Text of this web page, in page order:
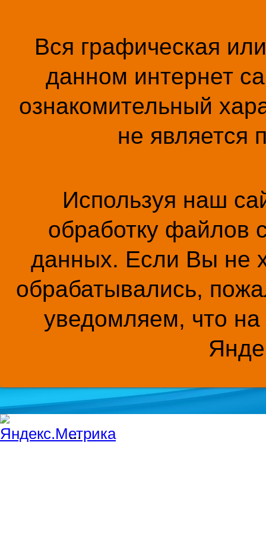
Вся графическая
данном интернет
ознакомительный
не является
Используя наш
обработку файлов
данных. Если Вы не
обрабатывались,
уведомляем, что на
...